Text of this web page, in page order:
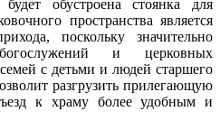
обустроена стоянка для
пространства является
поскольку значительно
и церковных
с детьми и людей старшего
разгрузить прилегающую
к храму более удобным и